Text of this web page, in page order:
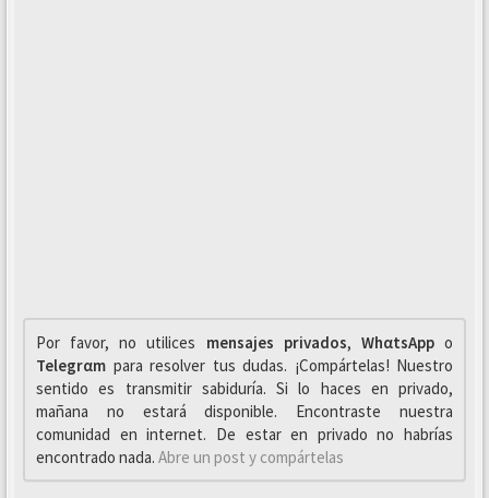
Por favor, no utilices mensajes privados, WhαtsAppo
Telegrαm para resolver tus dudas. ¡Compártelas! Nuestro
sentido es transmitir sabiduría. Si lo haces en privado,
mañana no estará disponible. Encontraste nuestra
comunidad en internet. De estar en privado no habrías
encontrado nada. Abre un post y compártelas